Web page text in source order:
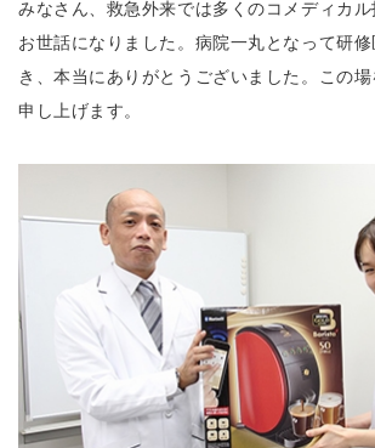
みなさん、救急外来では多くのコメディカ
お世話になりました。病院一丸となって研
き、本当にありがとうございました。この
申し上げます。